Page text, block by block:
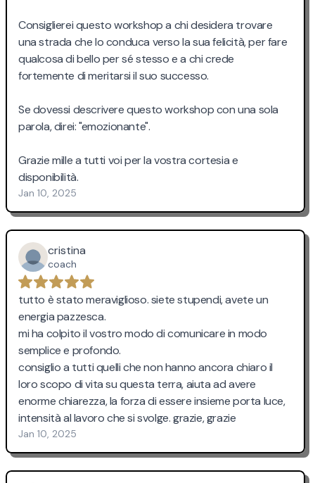
Consiglierei questo workshop a chi desidera trovare
una strada che lo conduca verso la sua felicità, per fare
qualcosa di bello per sé stesso e a chi crede
fortemente di meritarsi il suo successo.
Se dovessi descrivere questo workshop con una sola
parola, direi: "emozionante".
Grazie mille a tutti voi per la vostra cortesia e
disponibilità.
Jan 10, 2025
cristina
coach
tutto è stato meraviglioso. siete stupendi, avete un
energia pazzesca.
mi ha colpito il vostro modo di comunicare in modo
semplice e profondo.
consiglio a tutti quelli che non hanno ancora chiaro il
loro scopo di vita su questa terra, aiuta ad avere
enorme chiarezza, la forza di essere insieme porta luce,
intensità al lavoro che si svolge. grazie, grazie
Jan 10, 2025